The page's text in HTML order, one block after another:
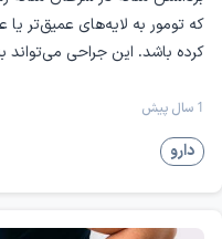
سرطان کلیه یک نوع سرطان
ممکن است به غدد لنفاوی
بیماری‌ های پروستات
که تومور به لایه‌های عمیق‌تر یا
کرده باشد. این جراحی می‌تواند
1 سال پیش
دارو